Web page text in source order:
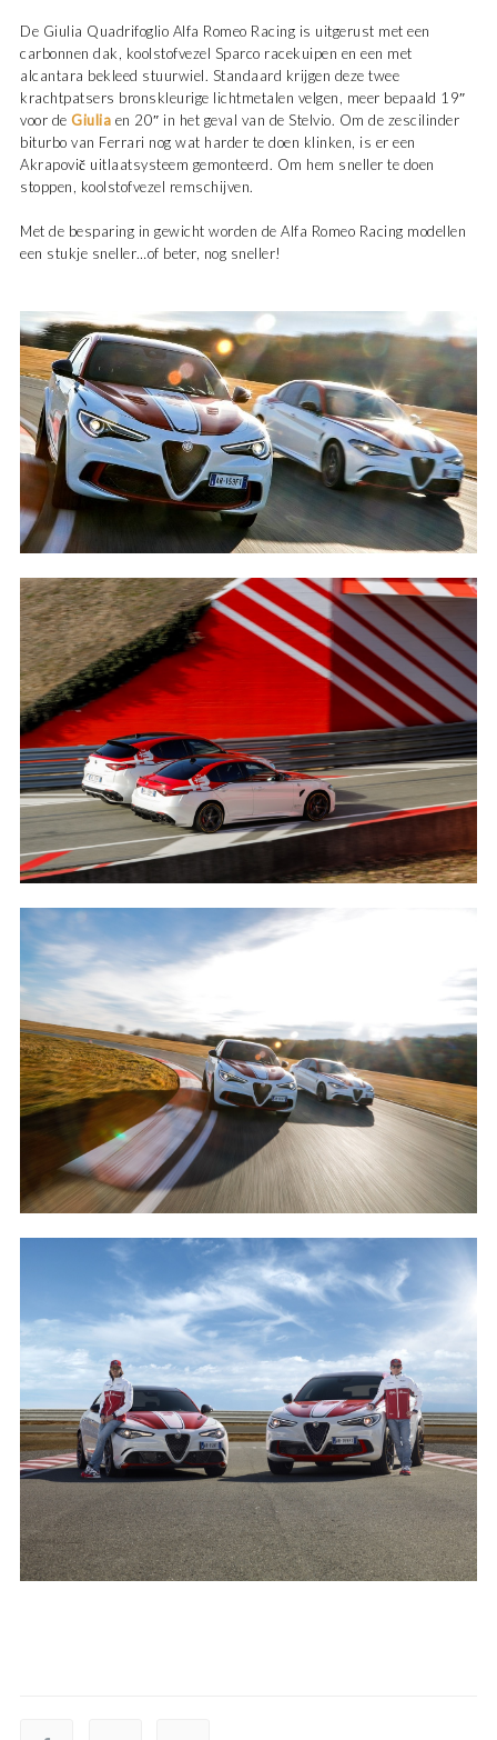
De Giulia Quadrifoglio Alfa Romeo Racing is uitgerust met een
carbonnen dak, koolstofvezel Sparco racekuipen en een met
alcantara bekleed stuurwiel. Standaard krijgen deze twee
krachtpatsers bronskleurige lichtmetalen velgen, meer bepaald 19″
voor de Giulia en 20″ in het geval van de Stelvio. Om de zescilinder
biturbo van Ferrari nog wat harder te doen klinken, is er een
Akrapovič uitlaatsysteem gemonteerd. Om hem sneller te doen
stoppen, koolstofvezel remschijven.
Met de besparing in gewicht worden de Alfa Romeo Racing modellen
een stukje sneller…of beter, nog sneller!